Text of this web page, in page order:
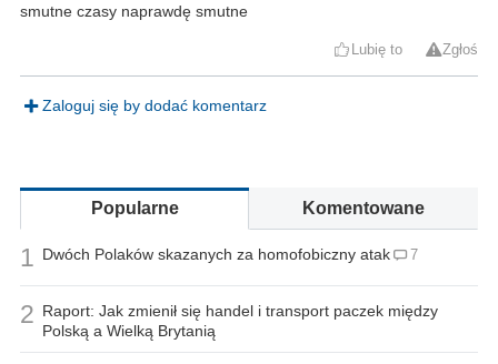
smutne czasy naprawdę smutne
Lubię to Zgłoś
Zaloguj się by dodać komentarz
Popularne Komentowane
1 Dwóch Polaków skazanych za homofobiczny atak 7
2 Raport: Jak zmienił się handel i transport paczek między
Polską a Wielką Brytanią